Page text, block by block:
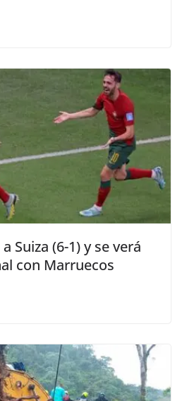
Suiza (6-1) y se verá
con Marruecos